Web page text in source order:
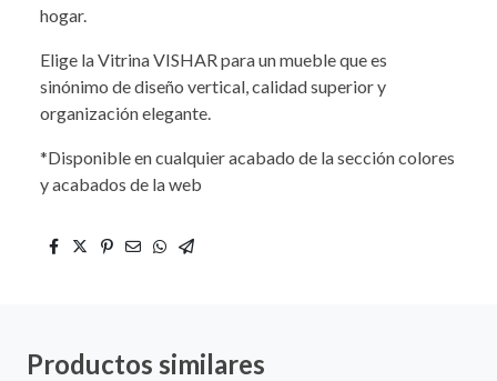
hogar.
Elige la Vitrina VISHAR para un mueble que es
sinónimo de diseño vertical, calidad superior y
organización elegante.
*Disponible en cualquier acabado de la sección colores
y acabados de la web
Productos similares